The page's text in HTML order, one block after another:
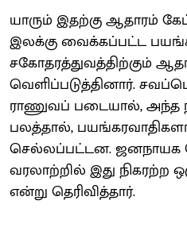
யாரும் இதற்கு ஆதாரம்
இலக்கு வைக்கப்பட்ட
சகோதரத்துவத்திற்கும்
வெளிப்படுத்தினார்.
ராணுவப் படையால், அந்த
பலத்தால்,
செல்லப்பட்டன. ஜனநாயக
வரலாற்றில் இது நிகரற்ற
என்று தெரிவித்தார்.